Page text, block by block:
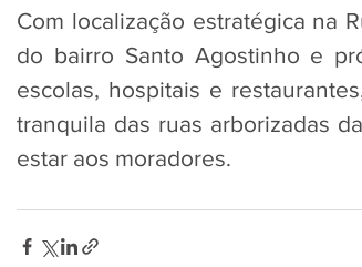
Com localização estratégica na
do bairro Santo Agostinho e
escolas, hospitais e
tranquila das ruas arborizadas
estar aos moradores.